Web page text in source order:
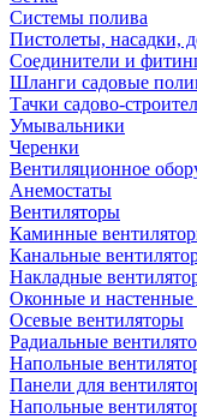
Системы полива
Пистолеты, насадки,
Соединители и
Шланги садовые
Тачки садово-
Умывальники
Черенки
Вентиляционное
Анемостаты
Вентиляторы
Каминные
Канальные
Накладные
Оконные и настенные
Осевые вентиляторы
Радиальные
Напольные
Панели для
Напольные